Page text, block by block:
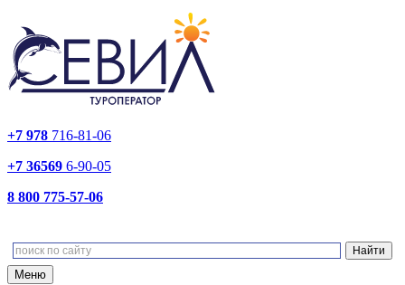
+7 978 716-81-06
+7 36569 6-90-05
8 800 775-57-06
Меню